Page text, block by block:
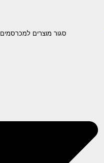
סגור מוצרים למכרסמים